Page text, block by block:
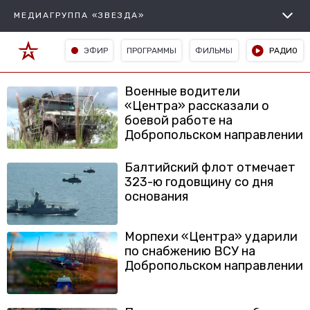
МЕДИАГРУППА «ЗВЕЗДА»
ЭФИР ПРОГРАММЫ ФИЛЬМЫ РАДИО
Военные водители
«Центра» рассказали о
боевой работе на
Добропольском направлении
Балтийский флот отмечает
323-ю годовщину со дня
основания
Морпехи «Центра» ударили
по снабжению ВСУ на
Добропольском направлении